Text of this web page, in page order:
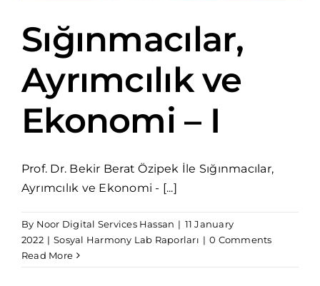
Sığınmacılar,
Ayrımcılık ve
Ekonomi – I
Prof. Dr. Bekir Berat Özipek İle Sığınmacılar,
Ayrımcılık ve Ekonomi - [...]
By Noor Digital Services Hassan | 11 January
2022 | Sosyal Harmony Lab Raporları | 0 Comments
Read More